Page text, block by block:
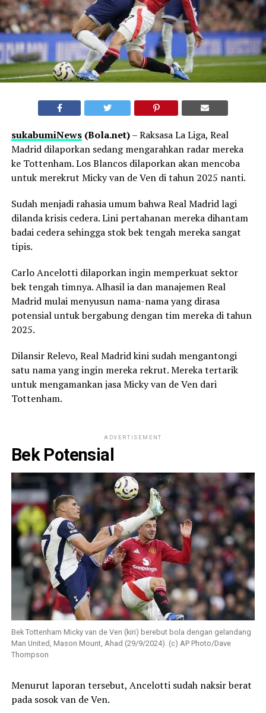
sukabumiNews(Bola.net)– Raksasa La Liga, Real
Madrid dilaporkan sedang mengarahkan radar mereka
ke Tottenham. Los Blancos dilaporkan akan mencoba
untuk merekrut Micky van de Ven di tahun 2025 nanti.
Sudah menjadi rahasia umum bahwa Real Madrid lagi
dilanda krisis cedera. Lini pertahanan mereka dihantam
badai cedera sehingga stok bek tengah mereka sangat
tipis.
Carlo Ancelotti dilaporkan ingin memperkuat sektor
bek tengah timnya. Alhasil ia dan manajemen Real
Madrid mulai menyusun nama-nama yang dirasa
potensial untuk bergabung dengan tim mereka di tahun
2025.
Dilansir Relevo, Real Madrid kini sudah mengantongi
satu nama yang ingin mereka rekrut. Mereka tertarik
untuk mengamankan jasa Micky van de Ven dari
Tottenham.
ADVERTISEMENT
Bek Potensial
Bek Tottenham Micky van de Ven (kiri) berebut bola dengan gelandang
Man United, Mason Mount, Ahad (29/9/2024). (c) AP Photo/Dave
Thompson
Menurut laporan tersebut, Ancelotti sudah naksir berat
pada sosok van de Ven.